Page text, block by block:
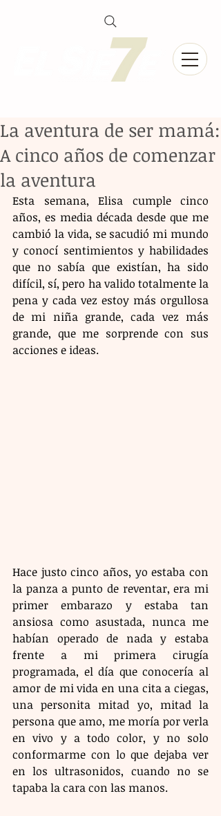
La aventura de ser mamá:
A cinco años de comenzar
la aventura
Esta semana, Elisa cumple cinco
años, es media década desde que me
cambió la vida, se sacudió mi mundo
y conocí sentimientos y habilidades
que no sabía que existían, ha sido
difícil, sí, pero ha valido totalmente la
pena y cada vez estoy más orgullosa
de mi niña grande, cada vez más
grande, que me sorprende con sus
acciones e ideas.
Hace justo cinco años, yo estaba con
la panza a punto de reventar, era mi
primer embarazo y estaba tan
ansiosa como asustada, nunca me
habían operado de nada y estaba
frente a mi primera cirugía
programada, el día que conocería al
amor de mi vida en una cita a ciegas,
una personita mitad yo, mitad la
persona que amo, me moría por verla
en vivo y a todo color, y no solo
conformarme con lo que dejaba ver
en los ultrasonidos, cuando no se
tapaba la cara con las manos.